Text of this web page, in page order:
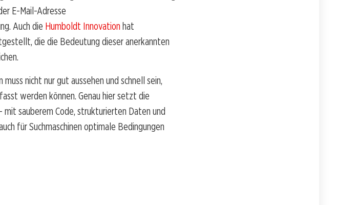
E-Mail-Adresse
Auch die Humboldt Innovation hat
die die Bedeutung dieser anerkannten
nicht nur gut aussehen und schnell sein,
werden können. Genau hier setzt die
sauberem Code, strukturierten Daten und
für Suchmaschinen optimale Bedingungen